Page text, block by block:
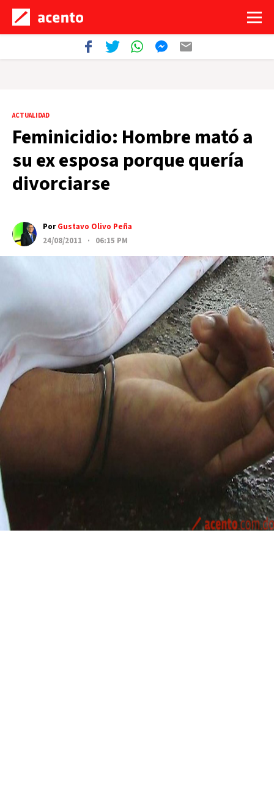
ACTUALIDAD
Feminicidio: Hombre mató a
su ex esposa porque quería
divorciarse
PorGustavo Olivo Peña
24/08/2011 · 06:15 PM